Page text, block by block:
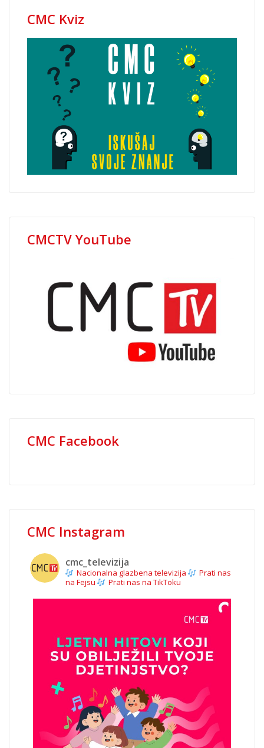
CMC Kviz
CMCTV YouTube
CMC Facebook
CMC Instagram
cmc_televizija
Nacionalna glazbena televizija
Prati nas
na Fejsu
Prati nas na TikToku